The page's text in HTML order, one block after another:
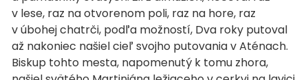
v lese, raz na otvorenom poli, raz na hore, raz
v úbohej chatrči, podľa možností, Dva roky putoval
až nakoniec našiel cieľ svojho putovania v Aténach.
Biskup tohto mesta, napomenutý k tomu zhora,